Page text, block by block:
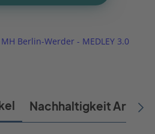
MH Berlin-Werder - MEDLEY 3.0
Nachhaltigkeit Artikel